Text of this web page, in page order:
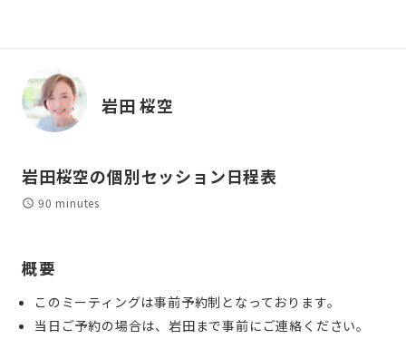
岩田 桜空
岩田桜空の個別セッション日程表
90 minutes
概要
このミーティングは事前予約制となっております。
当日ご予約の場合は、岩田まで事前にご連絡ください。